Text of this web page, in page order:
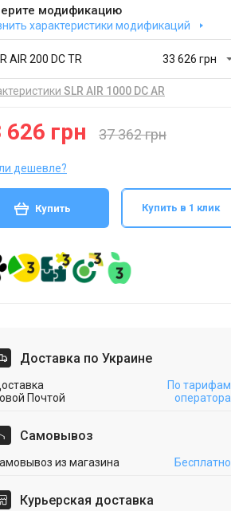
модификацию
характеристики модификаций
AIR 200 DC TR
SLR AIR 1000 DC AR
626 грн 37 362 грн
дешевле?
Купить Купить в 1 клик
Доставка по Украине
Почтой
По тарифам
оператора
Cамовывоз
из магазина Бесплатно
Курьерская доставка